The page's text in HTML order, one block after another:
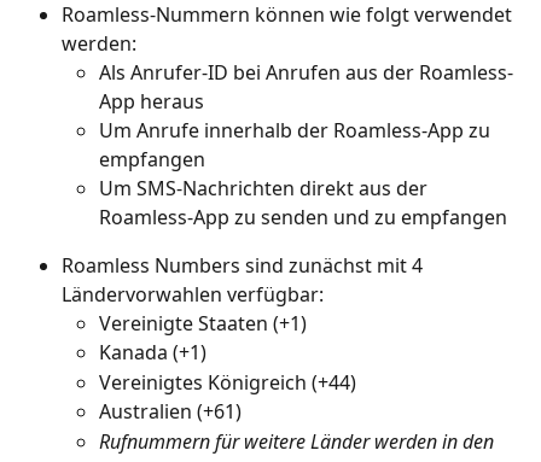
Roamless-Nummern können wie folgt verwendet
werden:
Als Anrufer-ID bei Anrufen aus der Roamless-
App heraus
Um Anrufe innerhalb der Roamless-App zu
empfangen
Um SMS-Nachrichten direkt aus der
Roamless-App zu senden und zu empfangen
Roamless Numbers sind zunächst mit 4
Ländervorwahlen verfügbar:
Vereinigte Staaten (+1)
Kanada (+1)
Vereinigtes Königreich (+44)
Australien (+61)
Rufnummern für weitere Länder werden in den